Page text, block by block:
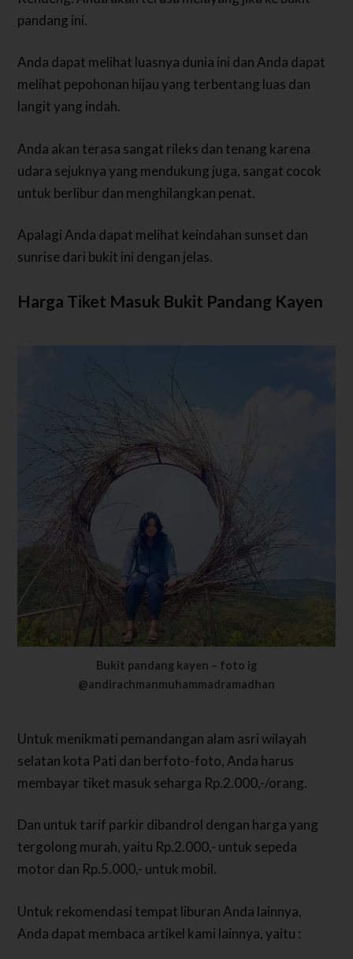
pandang ini.
Anda dapat melihat luasnya dunia ini dan Anda dapat
melihat pepohonan hijau yang terbentang luas dan
langit yang indah.
Anda akan terasa sangat rileks dan tenang karena
udara sejuknya yang mendukung juga, sangat cocok
untuk berlibur dan menghilangkan penat.
Apalagi Anda dapat melihat keindahan sunset dan
sunrise dari bukit ini dengan jelas.
Harga Tiket Masuk Bukit Pandang Kayen
Bukit pandang kayen – foto ig
@andirachmanmuhammadramadhan
Untuk menikmati pemandangan alam asri wilayah
selatan kota Pati dan berfoto-foto, Anda harus
membayar tiket masuk seharga Rp.2.000,-/orang.
Dan untuk tarif parkir dibandrol dengan harga yang
tergolong murah, yaitu Rp.2.000,- untuk sepeda
motor dan Rp.5.000,- untuk mobil.
Untuk rekomendasi tempat liburan Anda lainnya,
Anda dapat membaca artikel kami lainnya, yaitu :